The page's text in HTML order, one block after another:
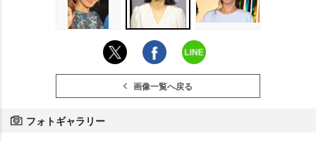
画像一覧へ戻る
フォトギャラリー